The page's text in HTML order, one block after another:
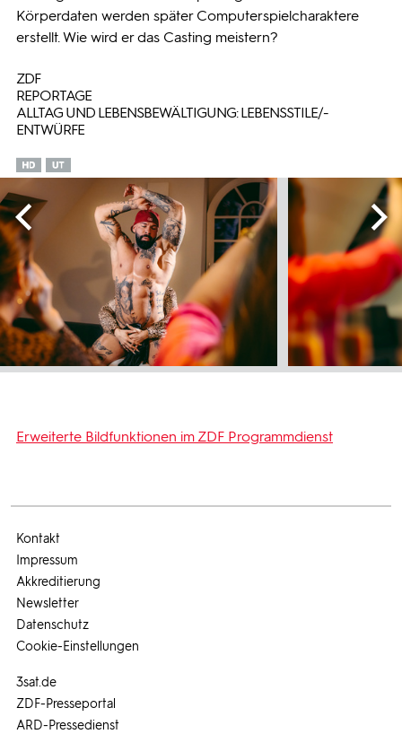
Körperdaten werden später Computerspielcharaktere
erstellt. Wie wird er das Casting meistern?
ZDF
REPORTAGE
ALLTAG UND LEBENSBEWÄLTIGUNG: LEBENSSTILE/-
ENTWÜRFE
Erweiterte Bildfunktionen im ZDF Programmdienst
3sat.de
ZDF-Presseportal
ARD-Pressedienst
Kontakt
Impressum
Akkreditierung
Newsletter
Datenschutz
Cookie-Einstellungen